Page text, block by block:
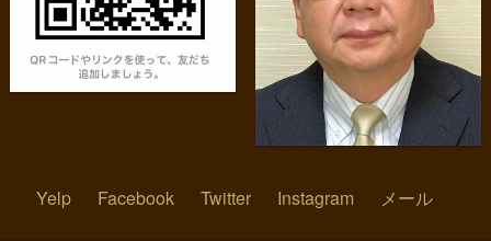
Yelp Facebook Twitter Instagram メール